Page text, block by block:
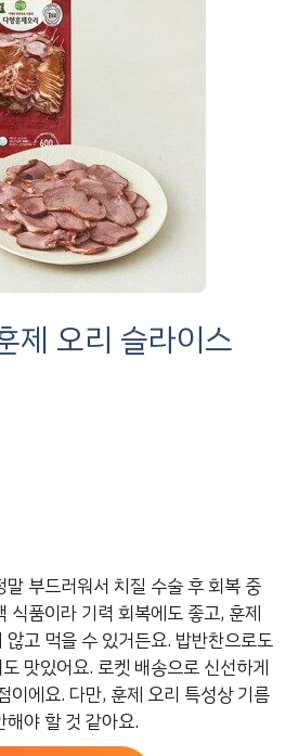
제 오리 슬라이스
부드러워서 치질 수술 후 회복 중
식품이라 기력 회복에도 좋고, 훈제
고 먹을 수 있거든요. 밥반찬으로도
맛있어요. 로켓 배송으로 신선하게
이에요. 다만, 훈제 오리 특성상 기름
야 할 것 같아요.